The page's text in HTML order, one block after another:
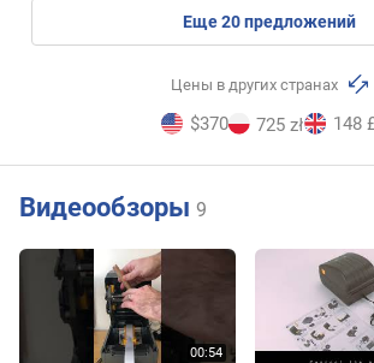
eще20предложений
Цены в других странах
$370 725 zł 148
Видеообзоры 9